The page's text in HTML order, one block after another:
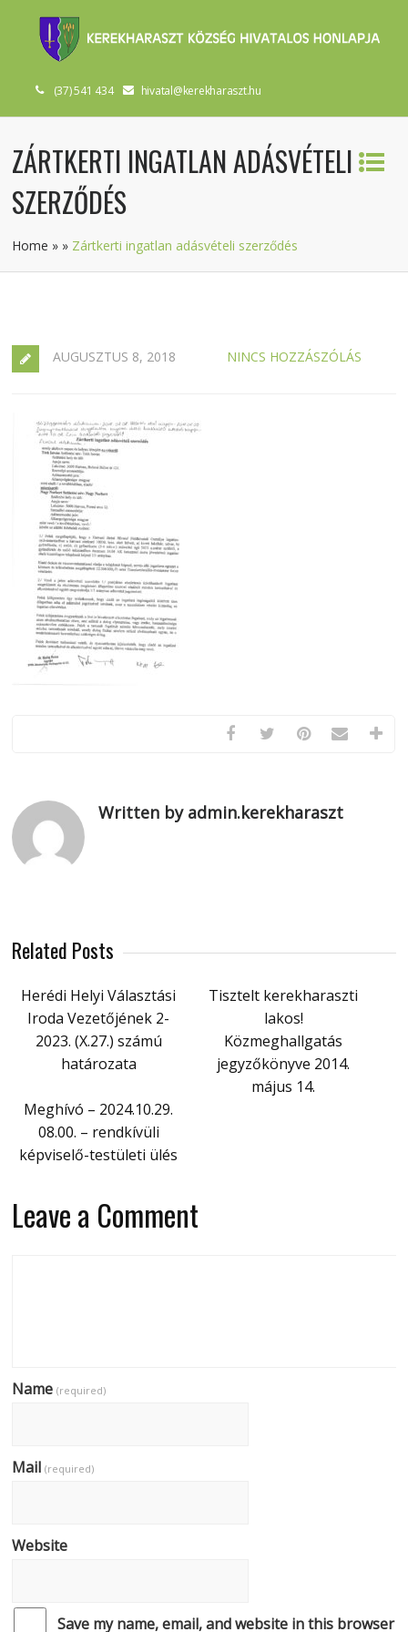
(37) 541 434 hivatal@kerekharaszt.hu
ZÁRTKERTI INGATLAN ADÁSVÉTELI
SZERZŐDÉS
Home » » Zártkerti ingatlan adásvételi szerződés
AUGUSZTUS 8, 2018 NINCS HOZZÁSZÓLÁS
Written by admin.kerekharaszt
Related Posts
Herédi Helyi Választási
Iroda Vezetőjének 2-
2023. (X.27.) számú
határozata
Tisztelt kerekharaszti
lakos!
Közmeghallgatás
jegyzőkönyve 2014.
május 14.
Meghívó – 2024.10.29.
08.00. – rendkívüli
képviselő-testületi ülés
Leave a Comment
Name(required)
Mail(required)
Website
Save my name, email, and website in this browser